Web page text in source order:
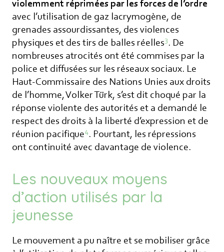
violemment réprimées par les forces de l’ordre
avec l’utilisation de gaz lacrymogène, de
grenades assourdissantes, des violences
physiques et des tirs de balles réelles3. De
nombreuses atrocités ont été commises par la
police et diffusées sur les réseaux sociaux. Le
Haut-Commissaire des Nations Unies aux droits
de l’homme, Volker Türk, s’est dit choqué par la
réponse violente des autorités et a demandé le
respect des droits à la liberté d’expression et de
réunion pacifique4 . Pourtant, les répressions
ont continuité avec davantage de violence.
Les nouveaux moyens
d’action utilisés par la
jeunesse
Le mouvement a pu naître et se mobiliser grâce